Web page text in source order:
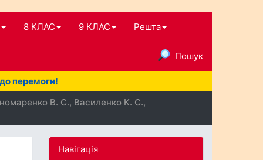
8 КЛАС 9 КЛАС Решта
Пошук
перемоги!
В. С., Василенко К. С.,
Навігація